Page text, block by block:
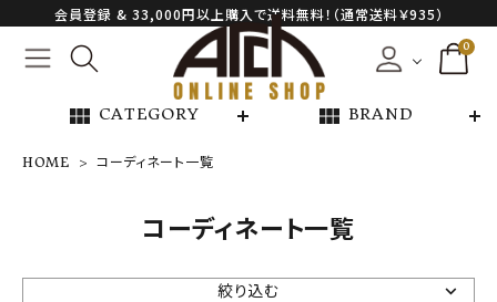
会員登録 & 33,000円以上購入で送料無料！（通常送料￥935）
0
view_module CATEGORY view_module BRAND
NEW ARRIVAL
ARCH EXCLUSIVE
HOME コーディネート一覧
コーディネート一覧
絞り込む